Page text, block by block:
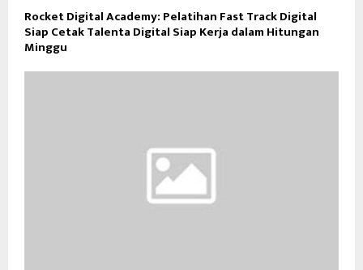
Rocket Digital Academy: Pelatihan Fast Track Digital
Siap Cetak Talenta Digital Siap Kerja dalam Hitungan
Minggu